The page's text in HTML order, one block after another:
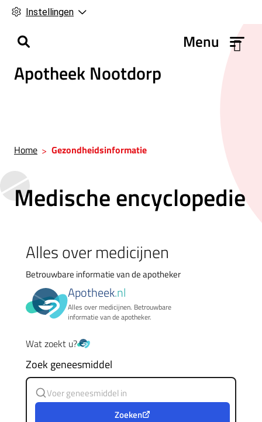
Instellingen
Apotheek Nootdorp
o
f
n
Menu
Home Gezondheidsinformatie
Medische encyclopedie
Alles over medicijnen
Betrouwbare informatie van de apotheker
Apotheek.nl
Alles over medicijnen. Betrouwbare
informatie van de apotheker.
Wat zoekt u?
Zoek geneesmiddel
Zoeken